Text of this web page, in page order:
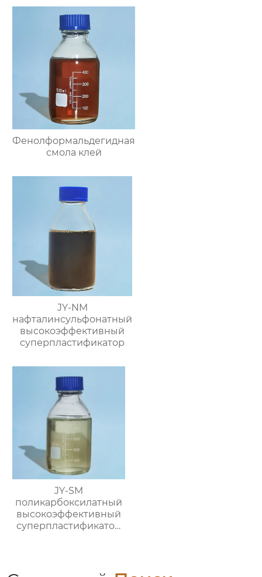
Фенолформальдегидная
смола клей
JY-NM
нафталинсульфонатный
высокоэффективный
суперпластификатор
JY-SM
поликарбоксилатный
высокоэффективный
суперпластификатор